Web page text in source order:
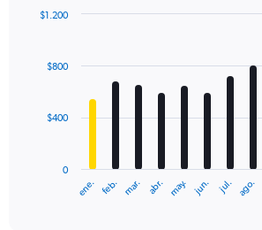
to
with
The
ene. feb. mar. abr. may. jun. jul. ago.
0
$400
$800
$1.200